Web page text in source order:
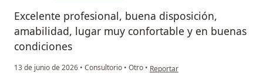
Excelente profesional, buena disposición,
amabilidad, lugar muy confortable y en buenas
condiciones
13 de junio de 2026 • Consultorio • Otro • en opinión del usuario Yan
Reportar